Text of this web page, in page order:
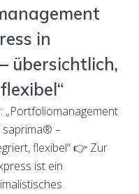
in
übersichtlich,
„Portfoliomanagement
saprima® –
flexibel“ 👉 Zur
ist ein